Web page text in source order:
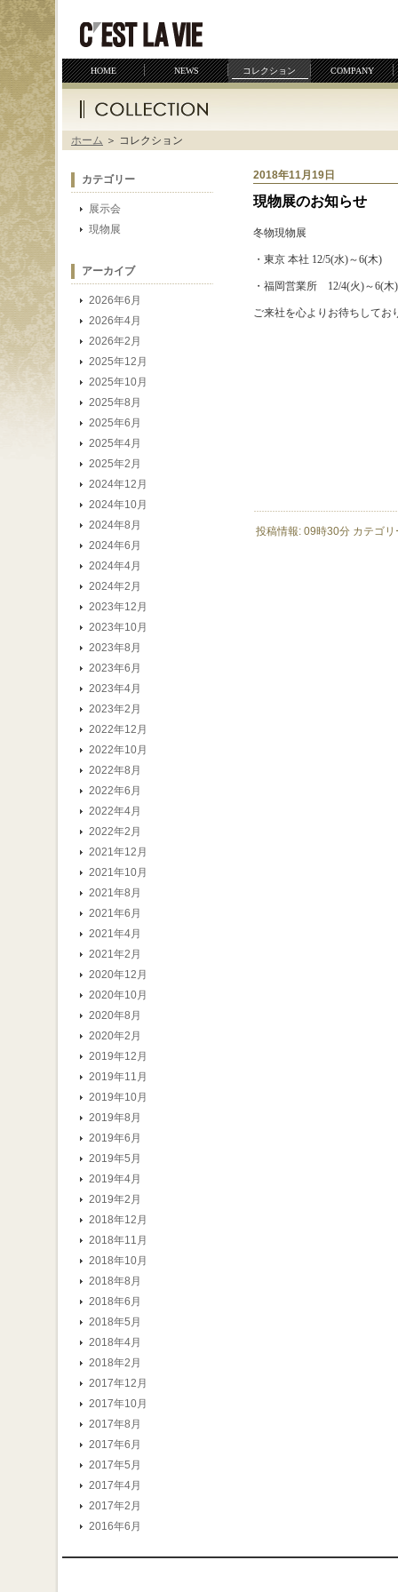
サイトマップ
HOME NEWS コレクション COMPANY
ホーム ＞ コレクション
カテゴリー
展示会
現物展
アーカイブ
2026年6月
2026年4月
2026年2月
2025年12月
2025年10月
2025年8月
2025年6月
2025年4月
2025年2月
2024年12月
2024年10月
2024年8月
2024年6月
2024年4月
2024年2月
2023年12月
2023年10月
2023年8月
2023年6月
2023年4月
2023年2月
2022年12月
2022年10月
2022年8月
2022年6月
2022年4月
2022年2月
2021年12月
2021年10月
2021年8月
2021年6月
2021年4月
2021年2月
2020年12月
2020年10月
2020年8月
2020年2月
2019年12月
2019年11月
2019年10月
2019年8月
2019年6月
2019年5月
2019年4月
2019年2月
2018年12月
2018年11月
2018年10月
2018年8月
2018年6月
2018年5月
2018年4月
2018年2月
2017年12月
2017年10月
2017年8月
2017年6月
2017年5月
2017年4月
2017年2月
2016年6月
2018年11月19日
現物展のお知らせ
冬物現物展
・東京 本社 12/5(水)～6(木)
・福岡営業所 12/4(火)～6(木)
ご来社を心よりお待ちしてお
投稿情報: 09時30分 カテゴ